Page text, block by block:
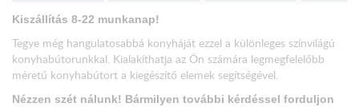
Kiszállítás 8-22 munkanap!
Tegye még hangulatosabbá konyháját ezzel a különleges színvilágú
konyhabútorunkkal. Kialakíthatja az Ön számára legmegfelelőbb
méretű konyhabútort a kiegészítő elemek segítségével.
Nézzen szét nálunk! Bármilyen további kérdéssel forduljon